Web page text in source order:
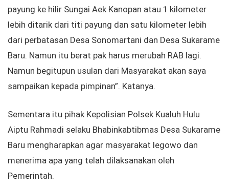
payung ke hilir Sungai Aek Kanopan atau 1 kilometer
lebih ditarik dari titi payung dan satu kilometer lebih
dari perbatasan Desa Sonomartani dan Desa Sukarame
Baru. Namun itu berat pak harus merubah RAB lagi.
Namun begitupun usulan dari Masyarakat akan saya
sampaikan kepada pimpinan”. Katanya.
Sementara itu pihak Kepolisian Polsek Kualuh Hulu
Aiptu Rahmadi selaku Bhabinkabtibmas Desa Sukarame
Baru mengharapkan agar masyarakat legowo dan
menerima apa yang telah dilaksanakan oleh
Pemerintah.